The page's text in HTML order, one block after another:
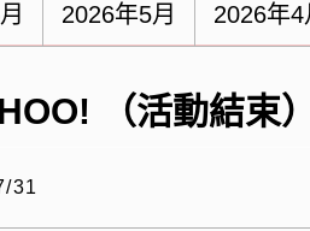
2026年5月 2026年4
（活動結束）
31